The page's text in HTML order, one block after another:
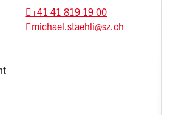
+41 41 819 19 00
michael.staehli@sz.ch